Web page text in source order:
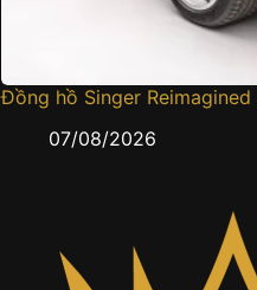
Đồng hồ Singer
07/08/2026